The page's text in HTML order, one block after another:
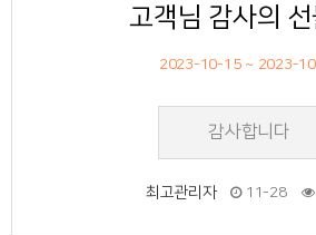
고객님 감사의
2023-10-15 ~ 2023-
감사합니다
최고관리자 11-28